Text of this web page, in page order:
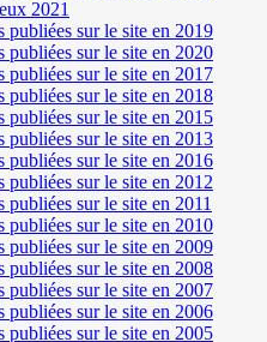
2021
publiées sur le site en 2019
publiées sur le site en 2020
publiées sur le site en 2017
publiées sur le site en 2018
publiées sur le site en 2015
publiées sur le site en 2013
publiées sur le site en 2016
publiées sur le site en 2012
publiées sur le site en 2011
publiées sur le site en 2010
publiées sur le site en 2009
publiées sur le site en 2008
publiées sur le site en 2007
publiées sur le site en 2006
publiées sur le site en 2005